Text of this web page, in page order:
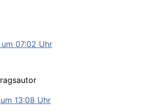
07:02 Uhr
13:08 Uhr